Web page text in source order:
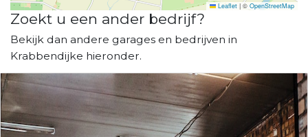
Leaflet | © OpenStreetMap
Zoekt u een ander bedrijf?
Bekijk dan andere garages en bedrijven in
Krabbendijke hieronder.